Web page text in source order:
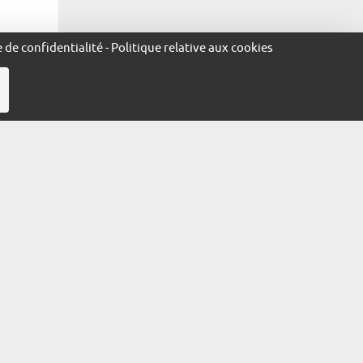
de confidentialité- Politique relative aux cookies